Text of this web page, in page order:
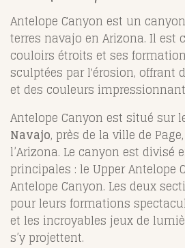
Antelope Canyon est un
terres navajo en Arizona. Il est
couloirs étroits et ses
sculptées par l'érosion, offrant
et des couleurs
Antelope Canyon est situé sur
Navajo, près de la ville de
l’Arizona. Le canyon est divisé
principales : le Upper Antelope
Antelope Canyon. Les deux
pour leurs formations
et les incroyables jeux de
s’y projettent.